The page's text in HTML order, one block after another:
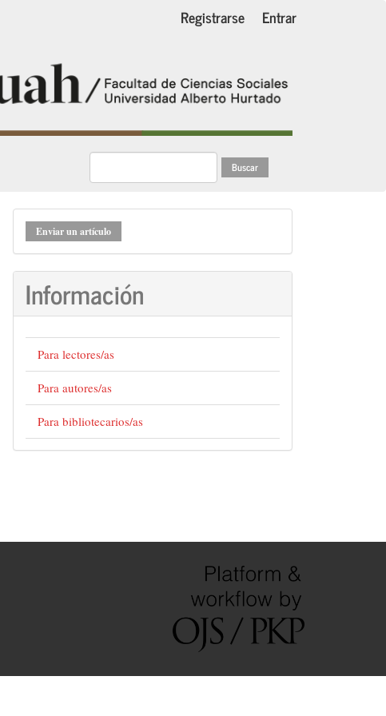
Registrarse Entrar
Buscar
Enviar
un
artículo
Enviar un artículo
Información
Para lectores/as
Para autores/as
Para bibliotecarios/as